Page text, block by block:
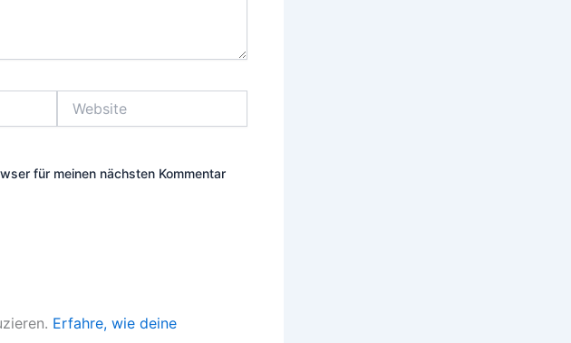
für meinen nächsten Kommentar
Erfahre, wie deine